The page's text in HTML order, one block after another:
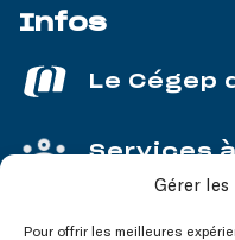
Gérer les
Pour offrir les meilleures
Infos
Le Cégep
Services
Service